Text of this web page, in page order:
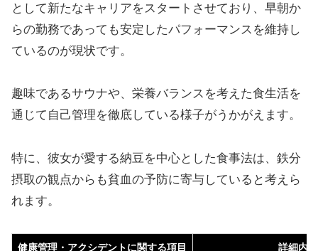
として新たなキャリアをスタートさせており、早朝か
らの勤務であっても安定したパフォーマンスを維持し
ているのが現状です。
趣味であるサウナや、栄養バランスを考えた食生活を
通じて自己管理を徹底している様子がうかがえます。
特に、彼女が愛する納豆を中心とした食事法は、鉄分
摂取の観点からも貧血の予防に寄与していると考えら
れます。
健康管理・アクシデントに関する項目 詳細内